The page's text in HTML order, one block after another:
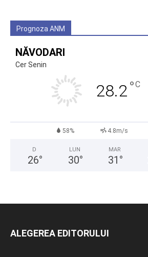
Prognoza ANM
NĂVODARI
Cer Senin
28.2°C
58% 4.8m/s
D
26°
LUN
30°
MAR
31 °
ALEGEREA EDITORULUI